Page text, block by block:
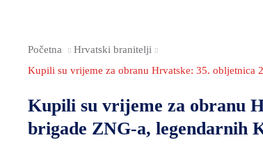
Početna
Hrvatski branitelji
Kupili su vrijeme za obranu Hrvatske: 35. obljetnica
Kupili su vrijeme za obranu
brigade ZNG-a, legendarnih